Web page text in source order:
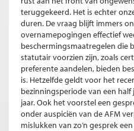
teruggekeerd. Het is echter
duren. De vraag blijft immers
overnamepogingen effectief
beschermingsmaatregelen die
statutair voorzien zijn, zoals
preferente aandelen, bieden
is. Hetzelfde geldt voor het
bezinningsperiode van een
jaar. Ook het voorstel een
onder auspiciën van de AFM
mislukken van zo’n gesprek